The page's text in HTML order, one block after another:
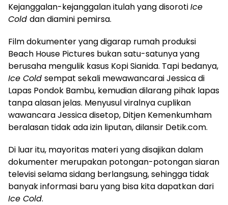
Kejanggalan-kejanggalan itulah yang disorotiIce
Cold dan diamini pemirsa.
Film dokumenter yang digarap rumah produksi
Beach House Pictures bukan satu-satunya yang
berusaha mengulik kasus Kopi Sianida. Tapi bedanya,
Ice Cold sempat sekali mewawancarai Jessica di
Lapas Pondok Bambu, kemudian dilarang pihak lapas
tanpa alasan jelas. Menyusul viralnya cuplikan
wawancara Jessica disetop, Ditjen Kemenkumham
beralasan tidak ada izin liputan, dilansir Detik.com.
Di luar itu, mayoritas materi yang disajikan dalam
dokumenter merupakan potongan-potongan siaran
televisi selama sidang berlangsung, sehingga tidak
banyak informasi baru yang bisa kita dapatkan dari
Ice Cold.